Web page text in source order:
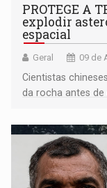
PROTEGE A
explodir
espacial
Geral 09 de
Cientistas
da rocha antes